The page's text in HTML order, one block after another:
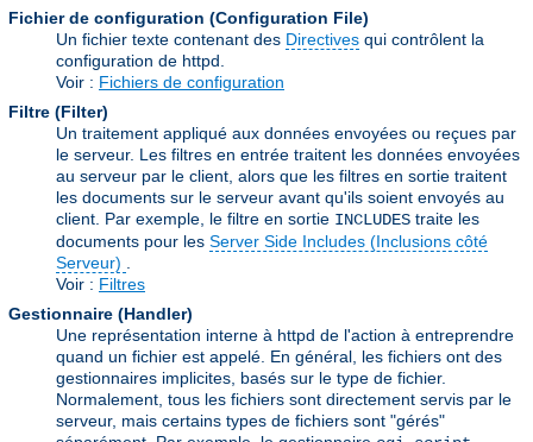
Fichier de configuration (Configuration File)
Un fichier texte contenant des Directives qui contrôlent la
configuration de httpd.
Voir : Fichiers de configuration
Filtre (Filter)
Un traitement appliqué aux données envoyées ou reçues par
le serveur. Les filtres en entrée traitent les données envoyées
au serveur par le client, alors que les filtres en sortie traitent
les documents sur le serveur avant qu'ils soient envoyés au
client. Par exemple, le filtre en sortie INCLUDES traite les
documents pour les Server Side Includes (Inclusions côté
Serveur)
Voir : Filtres
Gestionnaire (Handler)
Une représentation interne à httpd de l'action à entreprendre
quand un fichier est appelé. En général, les fichiers ont des
gestionnaires implicites, basés sur le type de fichier.
Normalement, tous les fichiers sont directement servis par le
serveur, mais certains types de fichiers sont "gérés"